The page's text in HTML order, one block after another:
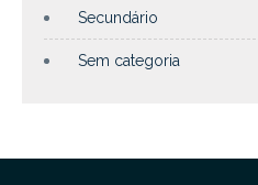
Secundário
Sem categoria